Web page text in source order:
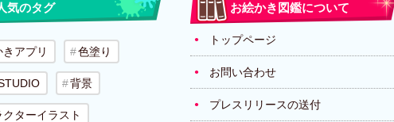
気のタグ
アプリ 色塗り
背景
ターイラスト
お絵かき図鑑について
トップページ
お問い合わせ
プレスリリースの送付